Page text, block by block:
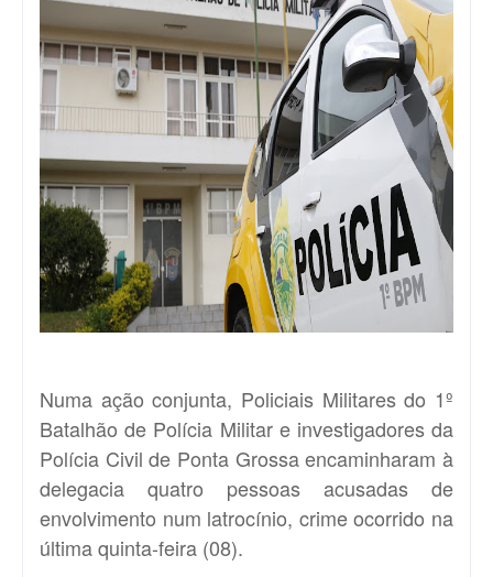
Numa ação conjunta, Policiais Militares do 1º
Batalhão de Polícia Militar e investigadores da
Polícia Civil de Ponta Grossa encaminharam à
delegacia quatro pessoas acusadas de
envolvimento num latrocínio, crime ocorrido na
última quinta-feira (08).